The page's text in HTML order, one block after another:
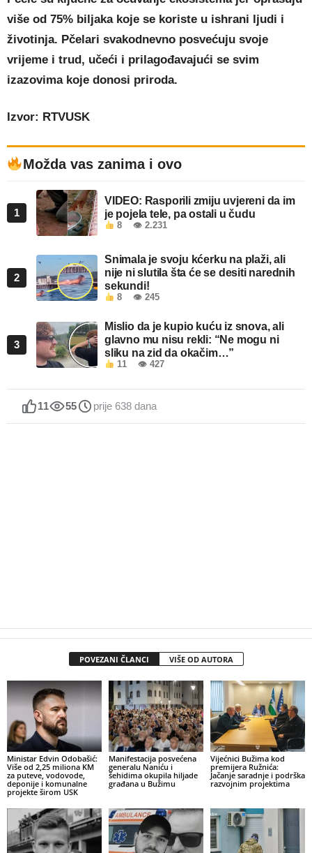
više od 75% biljaka koje se koriste u ishrani ljudi i
životinja. Pčelari svakodnevno posvećuju svoje
vrijeme i trud, učeći i prilagođavajući se svim
izazovima koje donosi priroda.
Izvor: RTVUSK
Možda vas zanima i ovo
1
VIDEO: Rasporili zmiju uvjereni da im
je pojela tele, pa ostali u čudu
8 👁 2.231
2
Snimala je svoju kćerku na plaži, ali
nije ni slutila šta će se desiti narednih
sekundi!
8 👁 245
3
Mislio da je kupio kuću iz snova, ali
glavno mu nisu rekli: “Ne mogu ni
sliku na zid da okačim…”
11 👁 427
11 55 prije 638 dana
POVEZANI ČLANCI VIŠE OD AUTORA
Ministar Edvin Odobašić:
Više od 2,25 miliona KM
za puteve, vodovode,
deponije i komunalne
projekte širom USK
Manifestacija posvećena
generalu Naniću i
šehidima okupila hiljade
građana u Bužimu
Vijećnici Bužima kod
premijera Ružnića:
Jačanje saradnje i podrška
razvojnim projektima